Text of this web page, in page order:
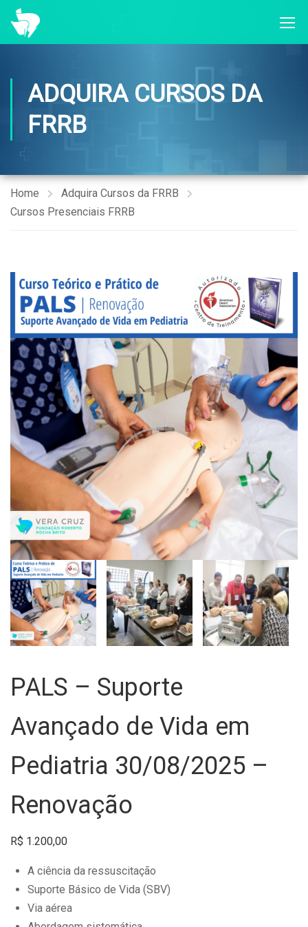
ADQUIRA CURSOS DA
FRRB
Home
Adquira Cursos da FRRB
Cursos Presenciais FRRB
PALS – Suporte
Avançado de Vida em
Pediatria 30/08/2025 –
Renovação
R$ 1.200,00
A ciência da ressuscitação
Suporte Básico de Vida (SBV)
Via aérea